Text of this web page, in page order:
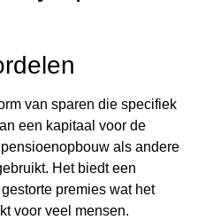
van sparen die specifiek
een kapitaal voor de
als andere
Het biedt een
premies wat het
voor veel mensen.